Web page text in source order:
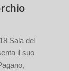
Sala del
il suo